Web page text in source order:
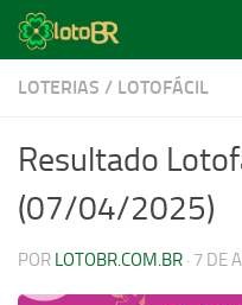
Skip to content
LOTERIAS / LOTOFÁCIL
Resultado
(07/04/2025)
POR LOTOBR.COM.BR · 7 DE